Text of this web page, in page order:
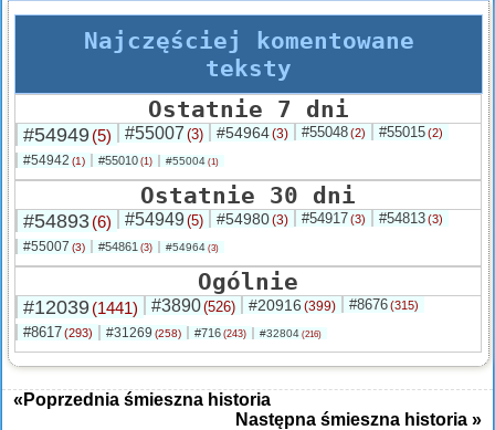
Najczęściej komentowane
teksty
Ostatnie 7 dni
#54949(5) #55007 (3) #54964(3) #55048(2) #55015(2)
#54942 (1) #55010 (1) #55004 (1)
Ostatnie 30 dni
#54893(6) #54949(5) #54980(3) #54917(3) #54813(3)
#55007 (3) #54861 (3) #54964 (3)
Ogólnie
#12039(1441) #3890(526) #20916 (399) #8676(315)
#8617(293) #31269 (258) #716 (243) #32804 (216)
«Poprzednia śmieszna historia
Następna śmieszna historia »